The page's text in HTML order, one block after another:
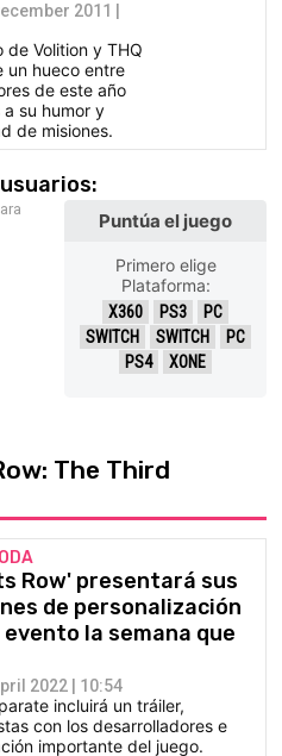
2011 |
de Volition y THQ
un hueco entre
de este año
su humor y
de misiones.
Puntúa el juego
Primero elige
Plataforma:
X360 PS3
PC
SWITCH
SWITCH
PC
PS4
XONE
The Third
Row' presentará sus
de personalización
evento la semana que
2022 | 10:54
incluirá un tráiler,
con los desarrolladores e
importante del juego.